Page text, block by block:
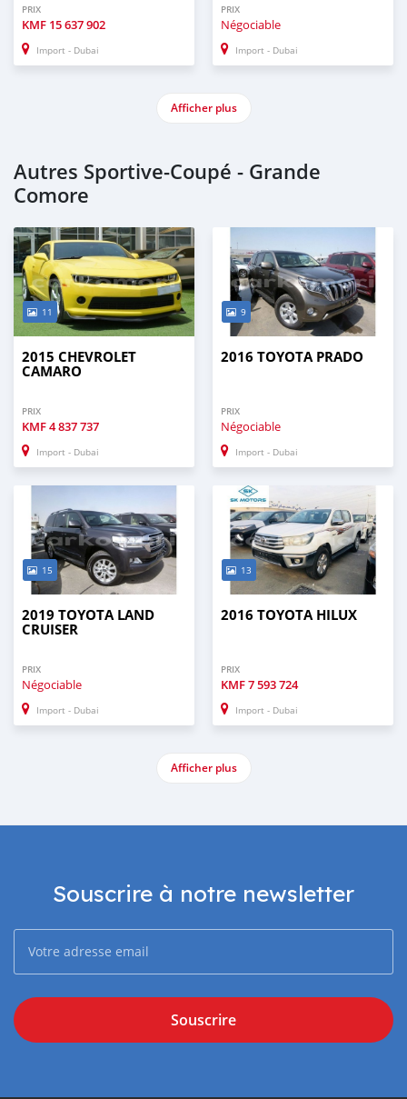
PRIX
KMF 15 637 902
Import - Dubai
PRIX
Négociable
Import - Dubai
Afficher plus
Autres Sportive‒Coupé - Grande
Comore
11
2015 CHEVROLET
CAMARO
PRIX
KMF4 837 737
Import - Dubai
9
2016 TOYOTA PRADO
PRIX
Négociable
Import - Dubai
15
2019 TOYOTA LAND
CRUISER
PRIX
Négociable
Import - Dubai
13
2016 TOYOTA HILUX
PRIX
KMF7 593 724
Import - Dubai
Afficher plus
Souscrire à notre newsletter
Souscrire